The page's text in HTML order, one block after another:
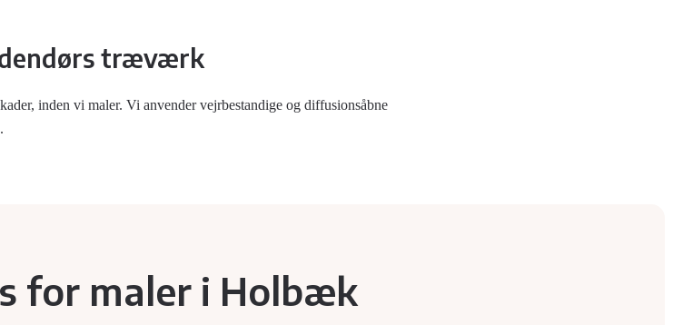
træværk
inden vi maler. Vi anvender vejrbestandige og diffusionsåbne
for maler i Holbæk